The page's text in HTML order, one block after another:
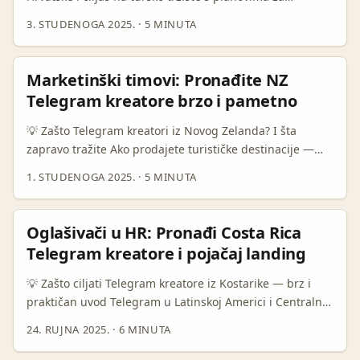
outreach. GoTürkiye je 2024–2025 agresivno širio
digitalni reach (ukupno 20.8 milijuna pratitelja na
glavnim platformama), što znači da turski brendovi sve
više rutinski upravljaju više-kanalnim kampanjama — i
traže lokalne kreatore koji znaju napraviti praktične,
konverzijske vodiče (izvor: GoTürkiye). ...
3. STUDENOGA 2025. · 5 MINUTA
Marketinški timovi: Pronađite NZ
Telegram kreatore brzo i pametno
💡 Zašto Telegram kreatori iz Novog Zelanda? I šta
zapravo tražite Ako prodajete turističke destinacije —
lokalno, vjerodostojno i brzo šire info među
zajednicama. Telegram u NZ nije masovni kanal kao
Facebook ili Instagram, ali služi kao high-intent
komunikacijski alat za nišne publike: lokalni travel deal
lovci, avanturisti, backpackeri i komunitiji koji dijele
itinerare i “insider” hacks. ...
1. STUDENOGA 2025. · 5 MINUTA
Oglašivači u HR: Pronađi Costa Rica
Telegram kreatore i pojačaj landing
💡 Zašto ciljati Telegram kreatore iz Kostarike — brz i
praktičan uvod Telegram u Latinskoj Americi i Centralnoj
visok trošak tradicionalnih oglasnih sustava. Lokalni
24. RUJNA 2025. · 6 MINUTA